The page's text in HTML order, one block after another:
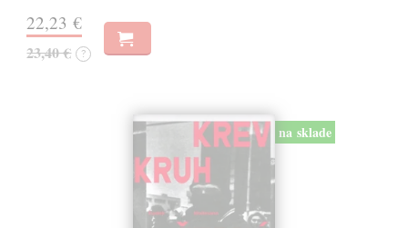
22,23 €
23,40 € ?
na sklade